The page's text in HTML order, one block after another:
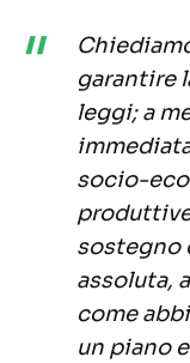
garantire
leggi; a
socio-
sostegno
assoluta,
come
un piano